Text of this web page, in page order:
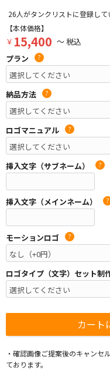
26人がタンクリストに登録して
【本体価格】
￥ 15,400 ～ 税込
プラン
?
納品方法 ?
ロゴマニュアル ?
挿入文字（サブネーム） ?
挿入文字（メインネーム） ?
モーションロゴ ?
ロゴタイプ（文字）セット制
・確認画像ご提案後のキャンセ
ております。